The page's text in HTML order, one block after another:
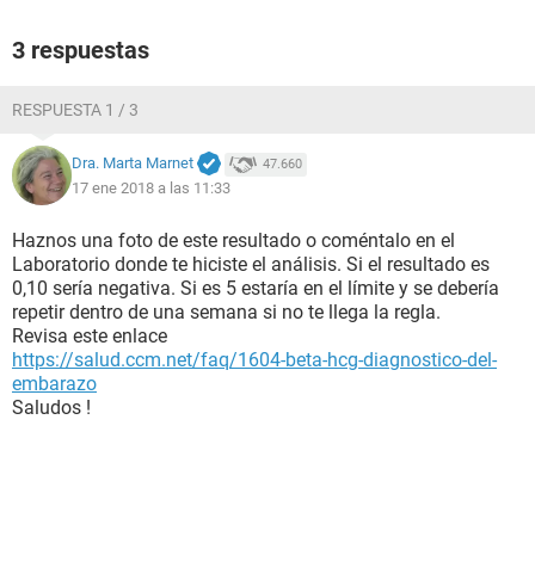
3 respuestas
RESPUESTA 1 / 3
Dra. Marta Marnet 47.660
17 ene 2018 a las 11:33
Haznos una foto de este resultado o coméntalo en el
Laboratorio donde te hiciste el análisis. Si el resultado es
0,10 sería negativa. Si es 5 estaría en el límite y se debería
repetir dentro de una semana si no te llega la regla.
Revisa este enlace
https://salud.ccm.net/faq/1604-beta-hcg-diagnostico-del-
embarazo
Saludos !